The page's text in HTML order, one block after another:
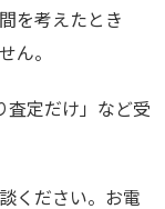
を考えたとき
ん。
査定だけ」など受
ください。お電